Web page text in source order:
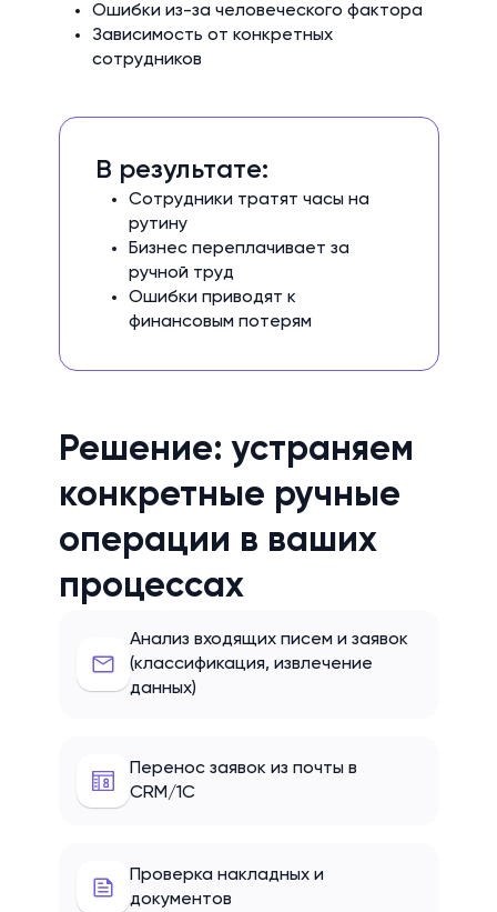
Ошибки из-за человеческого фактора
Зависимость от конкретных
сотрудников
В результате:
Сотрудники тратят часы на
рутину
Бизнес переплачивает за
ручной труд
Ошибки приводят к
финансовым потерям
Решение: устраняем
конкретные ручные
операции в ваших
процессах
Анализ входящих писем и заявок
(классификация, извлечение
данных)
Перенос заявок из почты в
CRM/1С
Проверка накладных и
документов